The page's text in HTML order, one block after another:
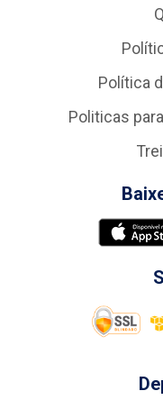
Política
Politicas